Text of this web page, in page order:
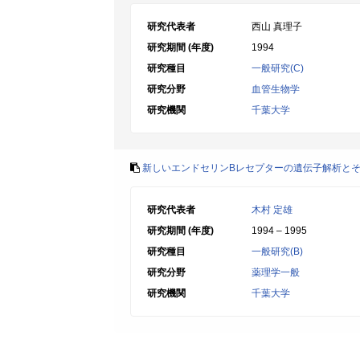
研究代表者
西山 真理子
研究期間 (年度)
1994
研究種目
一般研究(C)
研究分野
血管生物学
研究機関
千葉大学
新しいエンドセリンBレセプターの遺伝子解析と
研究代表者
木村 定雄
研究期間 (年度)
1994 – 1995
研究種目
一般研究(B)
研究分野
薬理学一般
研究機関
千葉大学